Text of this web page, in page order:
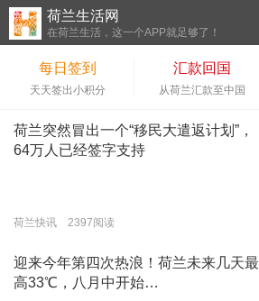
荷兰生活网
在荷兰生活，这一个APP就足够了！
每日签到
天天签出小积分
汇款回国
从荷兰汇款至中国
荷兰突然冒出一个“移民大遣返计划”，
64万人已经签字支持
荷兰快讯 2397阅读
迎来今年第四次热浪！荷兰未来几天最
高33℃，八月中开始…